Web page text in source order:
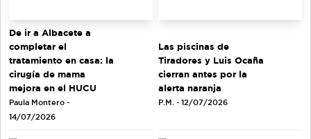
De ir a Albacete a
completar el
tratamiento en casa: la
cirugía de mama
mejora en el HUCU
Paula Montero -
14/07/2026
Las piscinas de
Tiradores y Luis Ocaña
cierran antes por la
alerta naranja
P.M. - 12/07/2026